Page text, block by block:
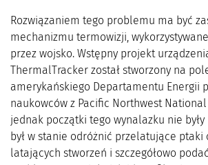
Rozwiązaniem tego problemu ma być
mechanizmu termowizji,
przez wojsko. Wstępny projekt
ThermalTracker został stworzony na
amerykańskiego Departamentu Energii
naukowców z Pacific Northwest
jednak początki tego wynalazku nie
był w stanie odróżnić przelatujące ptaki
latających stworzeń i szczegółowo